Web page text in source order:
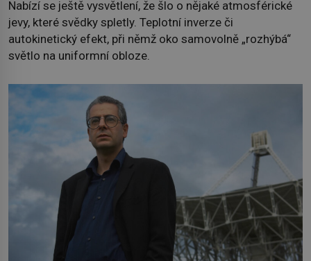
Nabízí se ještě vysvětlení, že šlo o nějaké atmosférické
jevy, které svědky spletly. Teplotní inverze či
autokinetický efekt, při němž oko samovolně „rozhýbá“
světlo na uniformní obloze.